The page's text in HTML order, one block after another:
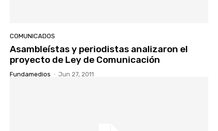
COMUNICADOS
Asambleístas y periodistas analizaron el
proyecto de Ley de Comunicación
Fundamedios - Jun 27, 2011